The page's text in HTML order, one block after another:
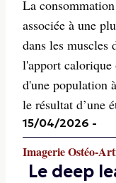
La
associée à une
dans les muscles
l'apport
d'une population
le résultat d’une
15/04/2026 -
Imagerie Ostéo-
Le deep